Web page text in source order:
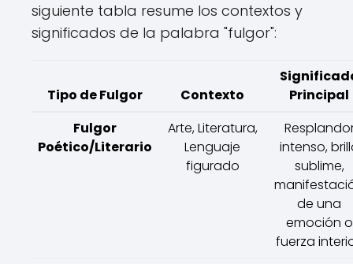
siguiente tabla resume los contextos y
significados de la palabra "fulgor":
Tipo de Fulgor Contexto
Principal
Fulgor
Poético/Literario
Arte, Literatura,
Lenguaje
figurado
intenso,
sublime,
de una
emoción o
fuerza